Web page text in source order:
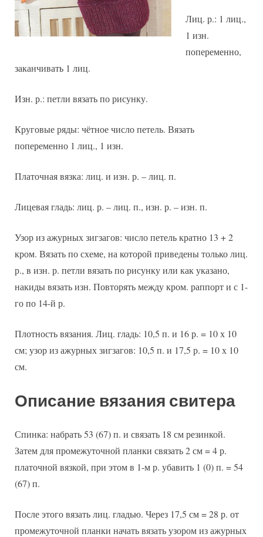
Лиц. р.: 1 лиц.,
1 изн.
попеременно,
заканчивать 1 лиц.
Изн. р.: петли вязать по рисунку.
Круговые ряды: чётное число петель. Вязать
попеременно 1 лиц., 1 изн.
Платочная вязка: лиц. и изн. р. – лиц. п.
Лицевая гладь: лиц. р. – лиц. п., изн. р. – изн. п.
Узор из ажурных зигзагов: число петель кратно 13 + 2
кром. Вязать по схеме, на которой приведены только лиц.
р., в изн. р. петли вязать по рисунку или как указано,
накиды вязать изн. Повторять между кром. раппорт и с 1-
го по 14-й р.
Плотность вязания. Лиц. гладь: 10,5 п. и 16 р. = 10 х 10
см; узор из ажурных зигзагов: 10,5 п. и 17,5 р. = 10 х 10
см.
Описание вязания свитера
Спинка: набрать 53 (67) п. и связать 18 см резинкой.
Затем для промежуточной планки связать 2 см = 4 р.
платочной вязкой, при этом в 1-м р. убавить 1 (0) п. = 54
(67) п.
После этого вязать лиц. гладью. Через 17,5 см = 28 р. от
промежуточной планки начать вязать узором из ажурных